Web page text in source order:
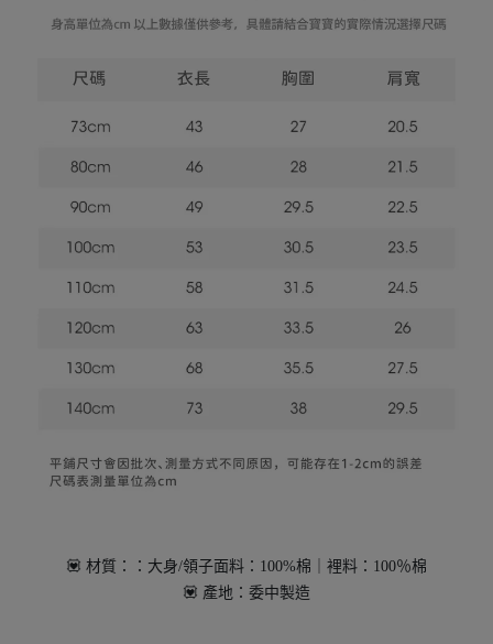
💟 材質：：大身/領子面料：100%棉｜裡料：100％棉
💟 產地：委中製造